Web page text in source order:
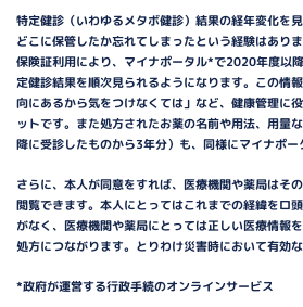
特定健診（いわゆるメタボ健診）結果の経年変化を
どこに保管したか忘れてしまったという経験はあり
保険証利用により、マイナポータル*で2020年度以
定健診結果を順次見られるようになります。この情
向にあるから気をつけなくては」など、健康管理に
ットです。また処方されたお薬の名前や用法、用量
降に受診したものから3年分）も、同様にマイナポー
さらに、本人が同意をすれば、医療機関や薬局はそ
閲覧できます。本人にとってはこれまでの経緯をロ
がなく、医療機関や薬局にとっては正しい医療情報
処方につながります。とりわけ災害時において有効
*政府が運営する行政手続のオンラインサービス